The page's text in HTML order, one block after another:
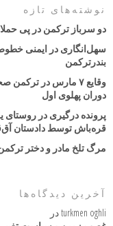
نوشته‌های تازه
دو سرباز ترکمن در پی
بندرترکمن
وقایع ۷ مارس در
دوران پهلوی اول
پرونده درگیری در روستای
قره‌باش توسط دادستان
مرگ تلخ مادر و دختر
آخرین دیدگاه‌ها
turkmen oghliدر